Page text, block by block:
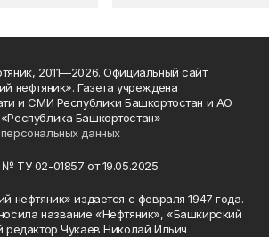
2011—2026. Официальный сайт
нефтяник». Газета учреждена
и СМИ Республики Башкортостан и АО
Башкортостан»
данных
ТУ 02-01857 от 19.05.2025
нефтяник» издается с февраля 1947 года.
название «Нефтяник», «Башкирский
редактор Чукаев Николай Ильич